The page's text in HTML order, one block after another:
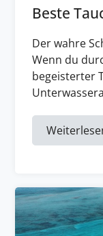
Beste
Der wahre
Wenn du
begeisterter